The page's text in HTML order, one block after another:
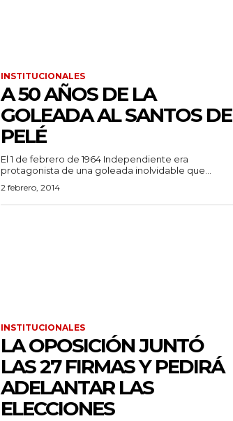
INSTITUCIONALES
A 50 AÑOS DE LA
GOLEADA AL SANTOS DE
PELÉ
El 1 de febrero de 1964 Independiente era
protagonista de una goleada inolvidable que...
2 febrero, 2014
INSTITUCIONALES
LA OPOSICIÓN JUNTÓ
LAS 27 FIRMAS Y PEDIRÁ
ADELANTAR LAS
ELECCIONES